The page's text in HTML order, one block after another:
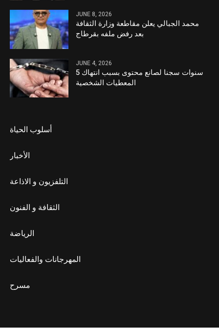
JUNE 8, 2026
محمد الجبالي يعلن مقاطعة وزارة الثقافة
بعد رفض ملفه بقرطاج
JUNE 4, 2026
5 سنوات سجنا لصانع محتوى بسبب انتهاك
المعطيات الشخصية
أسلوب الحياة
الأخبار
التلفزيون و الاذاعة
الثقافة و الفنون
الرياضة
المهرجانات والفعاليات
مسرح